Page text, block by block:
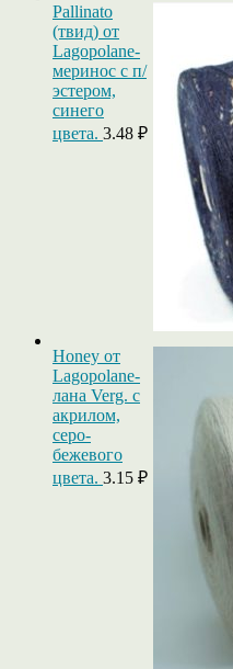
Pallinato
(твид) от
Lagopolane-
меринос с п/
эстером,
синего
цвета. 3.48 ₽
Honey от
Lagopolane-
лана Verg. с
акрилом,
серо-
бежевого
цвета. 3.15 ₽